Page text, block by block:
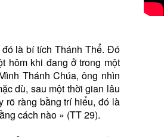
là bí tích Thánh Thể. Đó
hôm khi đang ở trong một
Thánh Chúa, ông nhìn
dù, sau một thời gian lâu
rõ ràng bằng trí hiểu, đó là
cách nào » (TT 29).